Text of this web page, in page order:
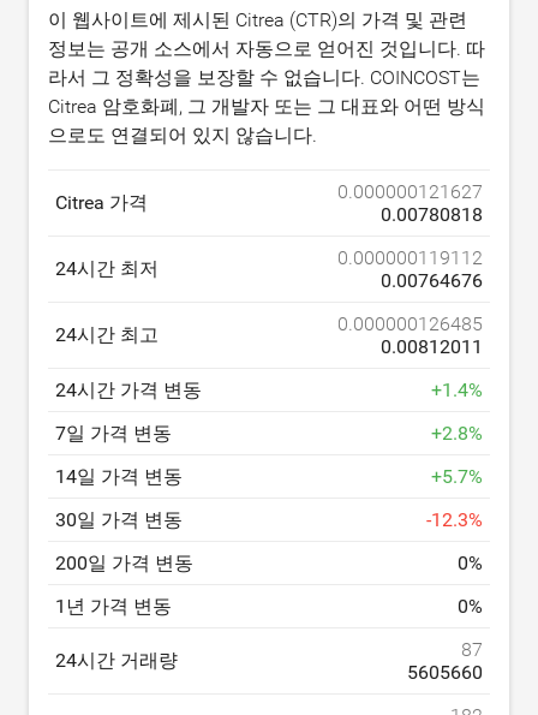
이 웹사이트에 제시된 Citrea (CTR)의 가격 및 관련
정보는 공개 소스에서 자동으로 얻어진 것입니다. 따
라서 그 정확성을 보장할 수 없습니다. COINCOST는
Citrea 암호화폐, 그 개발자 또는 그 대표와 어떤 방식
으로도 연결되어 있지 않습니다.
Citrea 가격
0.000000121627
0.00780818
24시간 최저
0.000000119112
0.00764676
24시간 최고
0.000000126485
0.00812011
24시간 가격 변동
+1.4%
7일 가격 변동
+2.8%
14일 가격 변동
+5.7%
30일 가격 변동
-12.3%
200일 가격 변동
0%
1년 가격 변동
0%
24시간 거래량
87
5605660